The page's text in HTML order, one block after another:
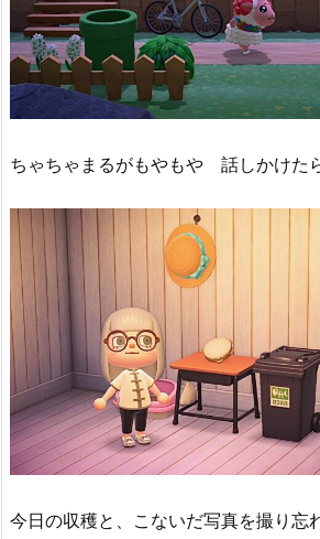
ちゃちゃまるがもやもや 話しかけた
今日の収穫と、こないだ写真を撮り